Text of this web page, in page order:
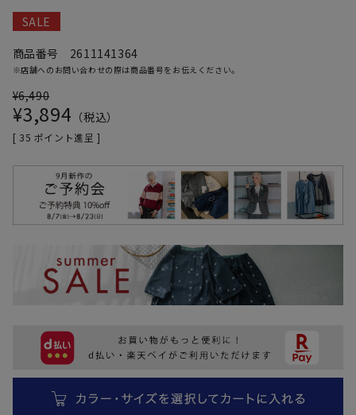
SALE
商品番号
2611141364
※店舗へのお問い合わせの際は商品番号をお伝えください。
¥6,490
¥3,894 税込
[ 35 ポイント進呈 ]